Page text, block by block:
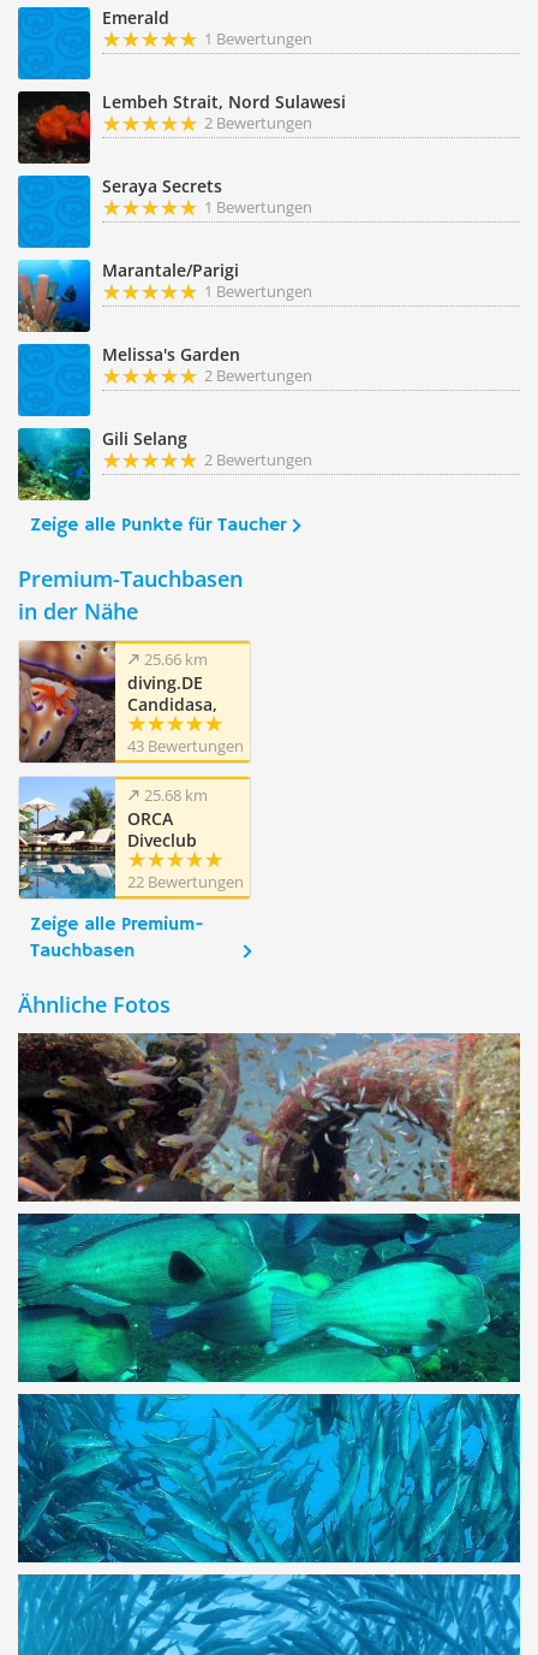
Emerald
1 Bewertungen
Lembeh Strait, Nord Sulawesi
2 Bewertungen
Seraya Secrets
1 Bewertungen
Marantale/Parigi
1 Bewertungen
Melissa's Garden
2 Bewertungen
Gili Selang
2 Bewertungen
Zeige alle Punkte für Taucher
Premium-Tauchbasen
in der Nähe
25.66 km
diving.DE
Candidasa,
Candi Beach,
Bali
43 Bewertungen
25.68 km
ORCA
Diveclub
Candidasa,
Bali
22 Bewertungen
Zeige alle Premium-
Tauchbasen
Ähnliche Fotos